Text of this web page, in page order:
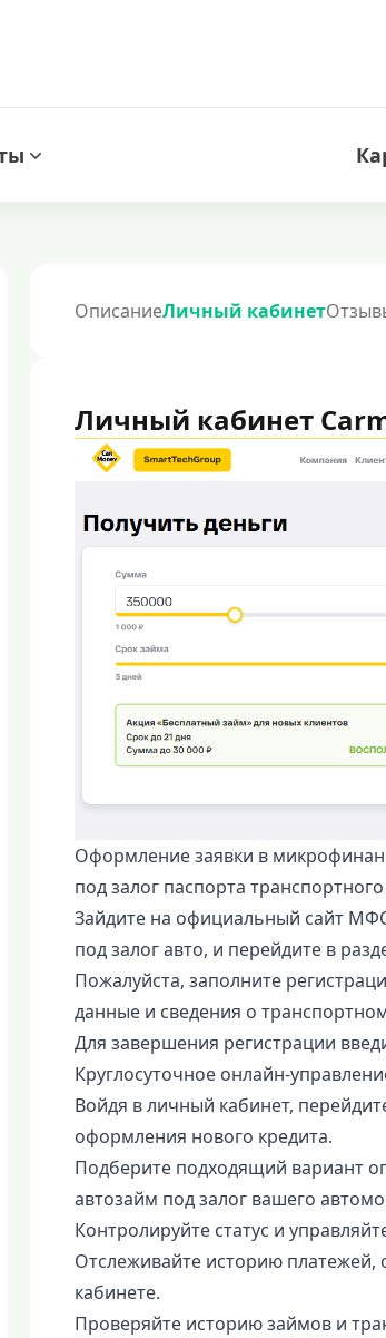
ОписаниеЛичный кабинет
Личный кабинет
Оформление заявки в
под залог паспорта
Зайдите на официальный сайт
под залог авто, и перейдите в
Пожалуйста, заполните
данные и сведения о
Для завершения регистрации
Круглосуточное онлайн-
Войдя в личный кабинет,
оформления нового кредита.
Подберите подходящий вариант
автозайм под залог вашего
Контролируйте статус и
Отслеживайте историю
кабинете.
Проверяйте историю займов и